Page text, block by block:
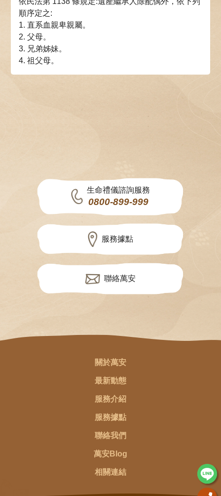
順序定之:
1. 直系血親卑親屬。
2. 父母。
3. 兄弟姊妹。
4. 祖父母。
生命禮儀諮詢服務
0800-899-999
服務據點
聯絡萬安
關於萬安
最新動態
服務介紹
服務據點
聯絡我們
萬安Blog
相關連結